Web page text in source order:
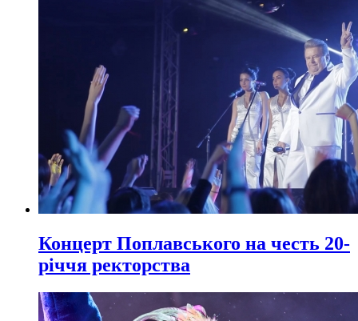
Концерт Поплавського на честь 20-
річчя ректорства